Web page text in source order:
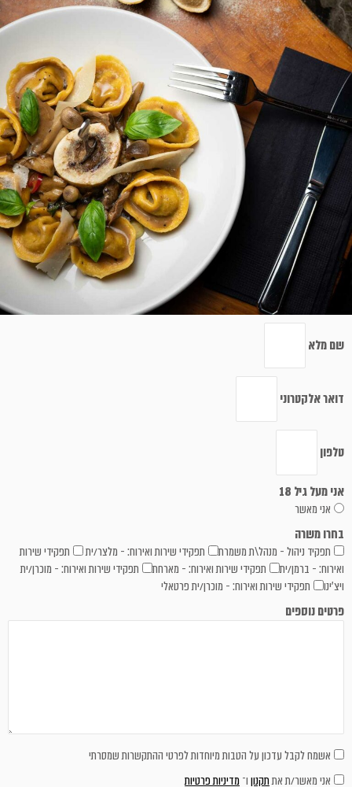
שם מלא
דואר אלקטרוני
טלפון
אני מעל גיל 18
אני מאשר
בחרו משרה
תפקיד ניהול - מנהל\ת משמרת תפקידי שירות ואירוח: - מלצר/ית
תפקידי שירות
ואירוח: - ברמן/ית
תפקידי שירות ואירוח: - מארחת
תפקידי שירות ואירוח: - מוכרן/ית
ויצ'ינו
תפקידי שירות ואירוח: - מוכרן/ית פרטאלי
פרטים נוספים
אשמח לקבל עדכון על הטבות מיוחדות לפרטי ההתקשרות שמסרתי
אני מאשר/ת אתתקנוןו־מדיניות פרטיות